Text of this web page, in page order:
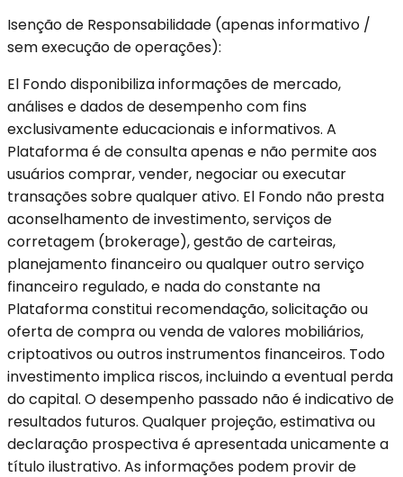
Isenção de Responsabilidade (apenas informativo /
sem execução de operações):
El Fondo disponibiliza informações de mercado,
análises e dados de desempenho com fins
exclusivamente educacionais e informativos. A
Plataforma é de consulta apenas e não permite aos
usuários comprar, vender, negociar ou executar
transações sobre qualquer ativo. El Fondo não presta
aconselhamento de investimento, serviços de
corretagem (brokerage), gestão de carteiras,
planejamento financeiro ou qualquer outro serviço
financeiro regulado, e nada do constante na
Plataforma constitui recomendação, solicitação ou
oferta de compra ou venda de valores mobiliários,
criptoativos ou outros instrumentos financeiros. Todo
investimento implica riscos, incluindo a eventual perda
do capital. O desempenho passado não é indicativo de
resultados futuros. Qualquer projeção, estimativa ou
declaração prospectiva é apresentada unicamente a
título ilustrativo. As informações podem provir de